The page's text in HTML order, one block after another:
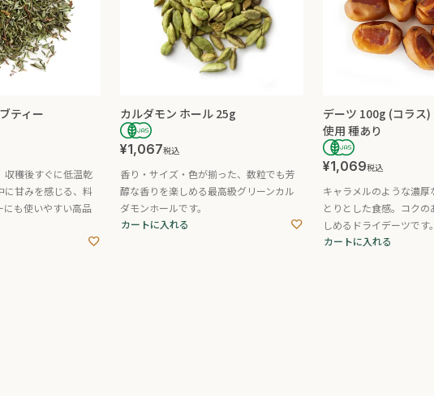
ティー
収穫後すぐに低温乾
に甘みを感じる、料
にも使いやすい高品
カルダモン ホール 25g
¥1,067税込
香り・サイズ・色が揃った、数粒でも芳
醇な香りを楽しめる最高級グリーンカル
ダモンホールです。
カートに入れる
デーツ 100g (コラス
使用 種あり
¥1,069税込
キャラメルのような濃厚
とりとした食感。コク
しめるドライデーツです。
カートに入れる